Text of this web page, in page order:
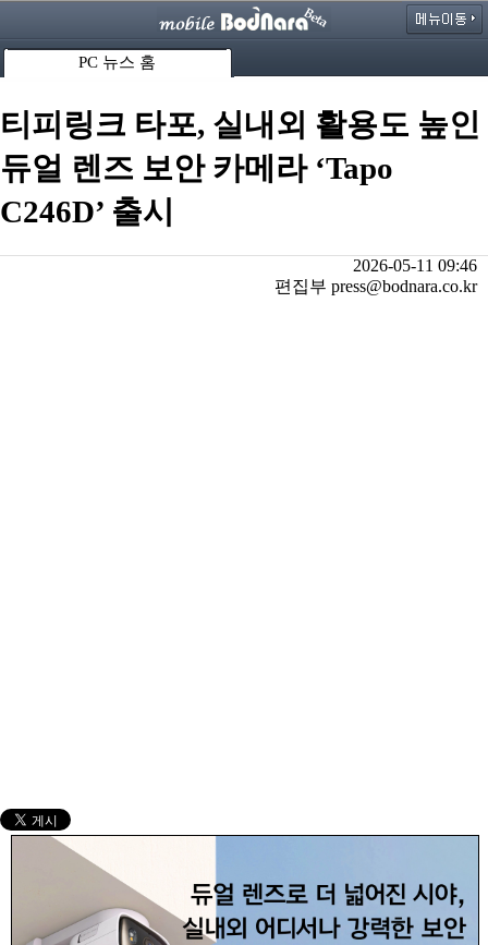
PC 뉴스 홈
티피링크 타포, 실내외 활용도 높인
듀얼 렌즈 보안 카메라 ‘Tapo
C246D’ 출시
2026-05-11 09:46
편집부 press@bodnara.co.kr